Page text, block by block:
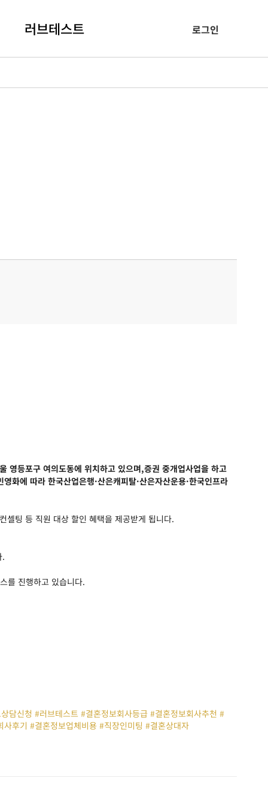
러브테스트 로그인
영등포구 여의도동에 위치하고 있으며,증권 중개업사업을 하고
에 따라 한국산업은행·산은캐피탈·산은자산운용·한국인프라
셀팅 등 직원 대상 할인 혜택을 제공받게 됩니다.
.
를 진행하고 있습니다.
담신청 #러브테스트 #결혼정보회사등급 #결혼정보회사추천 #
후기 #결혼정보업체비용 #직장인미팅 #결혼상대자